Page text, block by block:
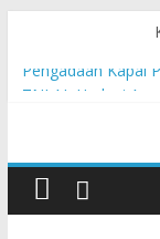
Pengadaan Kapal
Cahaya
Honda AT Family
Hasil KKN